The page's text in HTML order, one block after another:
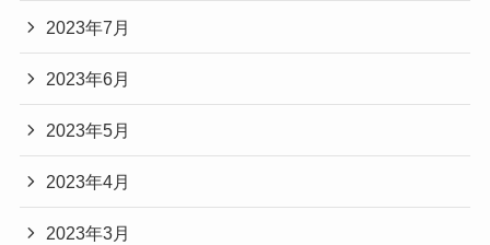
2023年7月
2023年6月
2023年5月
2023年4月
2023年3月